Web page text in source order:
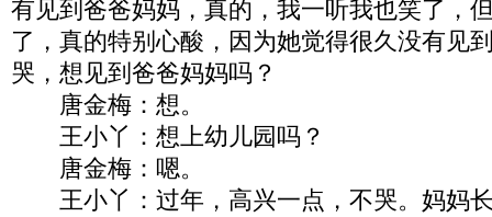
有见到爸爸妈妈，真的，我一听我也笑了，
了，真的特别心酸，因为她觉得很久没有见
哭，想见到爸爸妈妈吗？
唐金梅：想。
王小丫：想上幼儿园吗？
唐金梅：嗯。
王小丫：过年，高兴一点，不哭。妈妈